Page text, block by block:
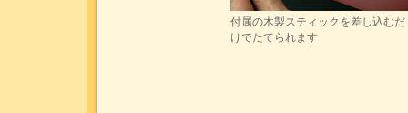
付属の木製スティックを差し込むだ
けでたてられます